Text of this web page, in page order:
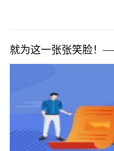
就为这一张张笑脸！